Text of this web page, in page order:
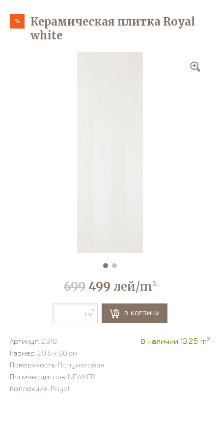
%
Керамическая плитка Royal
white
699 499 лей/m2
m2 В КОРЗИНУ
Артикул: 2310 В наличии 13.25 m2
Размер: 29.5 х 90 см
Поверхность: Полуматовая
Производитель: NEWKER
Коллекция: Royal